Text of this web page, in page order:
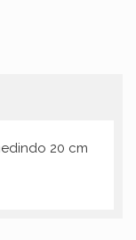
20 cm